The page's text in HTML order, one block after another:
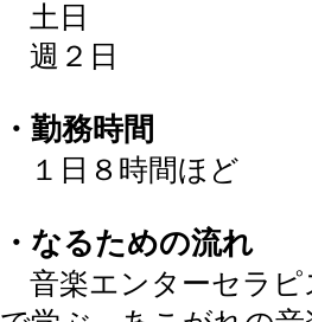
土日
週２日
・勤務時間
１日８時間ほど
・なるための流れ
音楽エンターセラピ